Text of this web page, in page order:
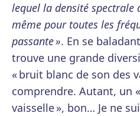
lequel la densité spectrale
même pour toutes les
passante ». En se
trouve une grande
« bruit blanc de son des
comprendre. Autant, un
vaisselle », bon… Je ne